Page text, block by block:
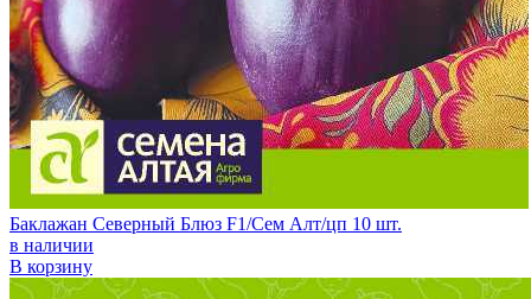
Баклажан Северный Блюз F1/Сем Алт/цп 10 шт.
в наличии
В корзину